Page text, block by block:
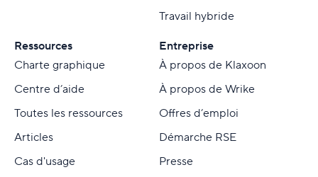
Travail hybride
Ressources
Charte graphique
Centre d’aide
Toutes les ressources
Articles
Cas d'usage
Entreprise
À propos de Klaxoon
À propos de Wrike
Offres d’emploi
Démarche RSE
Presse